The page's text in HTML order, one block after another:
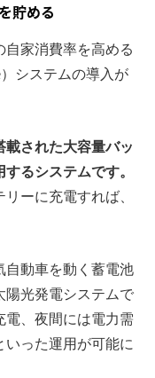
貯める
自家消費率を高める
システムの導入が
された大容量バッ
るシステムです。
ーに充電すれば、
自動車を動く蓄電池
陽光発電システムで
電、夜間には電力需
った運用が可能に